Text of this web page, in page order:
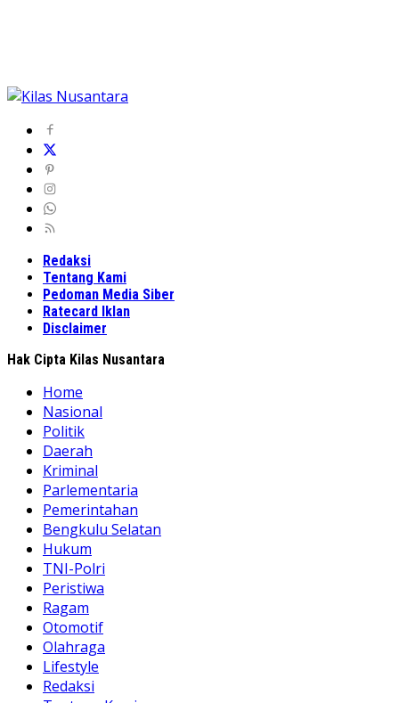
Redaksi
Tentang Kami
Pedoman Media Siber
Ratecard Iklan
Disclaimer
Hak Cipta Kilas Nusantara
Home
Nasional
Politik
Daerah
Kriminal
Parlementaria
Pemerintahan
Bengkulu Selatan
Hukum
TNI-Polri
Peristiwa
Ragam
Otomotif
Olahraga
Lifestyle
Redaksi